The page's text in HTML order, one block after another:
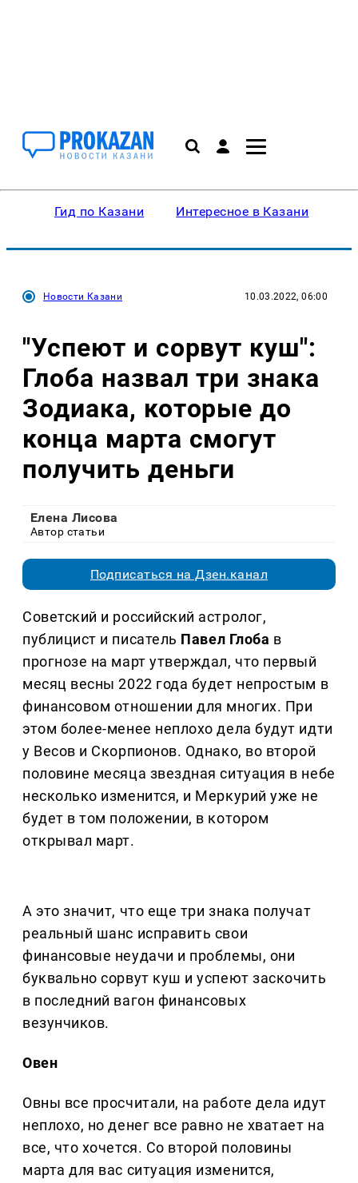
Гид по Казани Интересное в Казани
Новости Казани 10.03.2022, 06:00
"Успеют и сорвут куш":
Глоба назвал три знака
Зодиака, которые до
конца марта смогут
получить деньги
Елена Лисова
Автор статьи
Подписаться на Дзен.канал
Советский и российский астролог,
публицист и писатель Павел Глоба в
прогнозе на март утверждал, что первый
месяц весны 2022 года будет непростым в
финансовом отношении для многих. При
этом более-менее неплохо дела будут идти
у Весов и Скорпионов. Однако, во второй
половине месяца звездная ситуация в небе
несколько изменится, и Меркурий уже не
будет в том положении, в котором
открывал март.
А это значит, что еще три знака получат
реальный шанс исправить свои
финансовые неудачи и проблемы, они
буквально сорвут куш и успеют заскочить
в последний вагон финансовых
везунчиков.
Овен
Овны все просчитали, на работе дела идут
неплохо, но денег все равно не хватает на
все, что хочется. Со второй половины
марта для вас ситуация изменится,